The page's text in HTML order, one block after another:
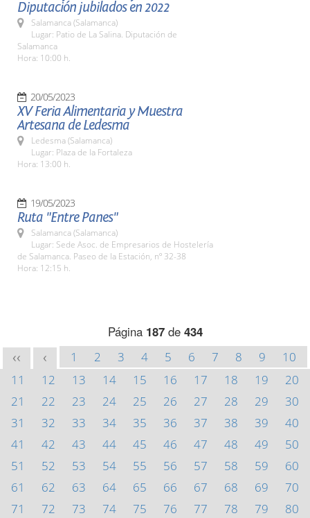
Diputación jubilados en 2022
Salamanca (Salamanca)
Lugar: Patio de La Salina. Diputación de
Salamanca
Hora: 10:00 h.
20/05/2023
XV Feria Alimentaria y Muestra
Artesana de Ledesma
Ledesma (Salamanca)
Lugar: Plaza de la Fortaleza
Hora: 13:00 h.
19/05/2023
Ruta "Entre Panes"
Salamanca (Salamanca)
Lugar: Sede Asoc. de Empresarios de Hostelería
de Salamanca. Paseo de la Estación, nº 32-38
Hora: 12:15 h.
Página 187de 434
<< < 1 2 3 4 5 6 7 8 9
10
11
12 13 14 15 16 17 18 19
20
21
22 23 24 25 26 27 28 29
30
31
32 33 34 35 36 37 38 39
40
41
42 43 44 45 46 47 48 49
50
51
52 53 54 55 56 57 58 59
60
61
62 63 64 65 66 67 68 69
70
71
72 73 74 75 76 77 78 79
80